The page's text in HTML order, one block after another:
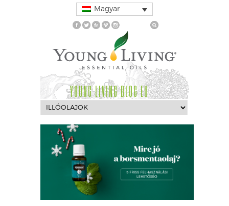
Magyar
YOUNG LIVING BLOG EU